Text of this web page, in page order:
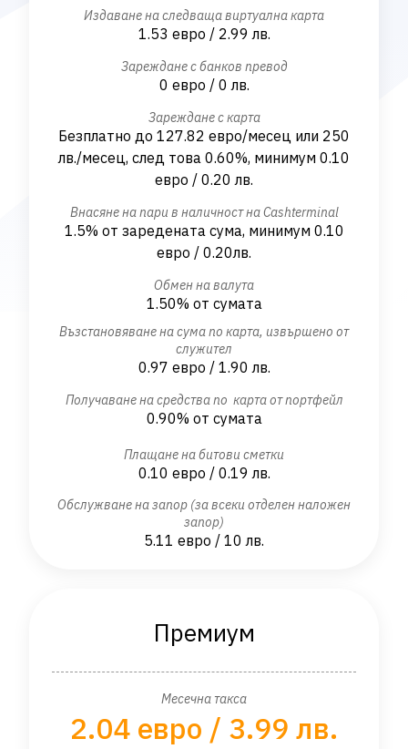
Издаване на следваща виртуална карта
1.53 евро / 2.99 лв.
Зареждане с банков превод
0 евро / 0 лв.
Зареждане с карта
Безплатно до 127.82 евро/месец или 250
лв./месец, след това 0.60%, минимум 0.10
евро / 0.20 лв.
Внасяне на пари в наличност на Cashterminal
1.5% от заредената сума, минимум 0.10
евро / 0.20лв.
Обмен на валута
1.50% от сумата
Възстановяване на сума по карта, извършено от
служител
0.97 евро / 1.90 лв.
Получаване на средства по карта от портфейл
0.90% от сумата
Плащане на битови сметки
0.10 евро / 0.19 лв.
Обслужване на запор (за всеки отделен наложен
запор)
5.11 евро / 10 лв.
Премиум
Месечна такса
2.04 евро / 3.99 лв.